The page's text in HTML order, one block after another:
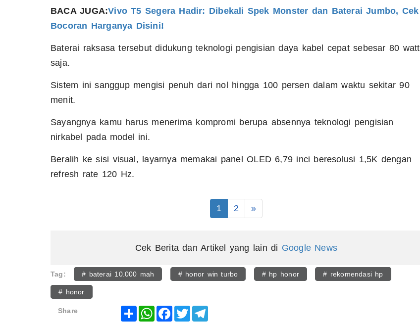
BACA JUGA:Vivo T5 Segera Hadir: Dibekali Spek Monster dan Baterai Jumbo, Cek
Bocoran Harganya Disini!
Baterai raksasa tersebut didukung teknologi pengisian daya kabel cepat sebesar 80 watt
saja.
Sistem ini sanggup mengisi penuh dari nol hingga 100 persen dalam waktu sekitar 90
menit.
Sayangnya kamu harus menerima kompromi berupa absennya teknologi pengisian
nirkabel pada model ini.
Beralih ke sisi visual, layarnya memakai panel OLED 6,79 inci beresolusi 1,5K dengan
refresh rate 120 Hz.
1 2 »
Cek Berita dan Artikel yang lain di Google News
Tag: # baterai 10.000 mah # honor win turbo # hp honor # rekomendasi hp
# honor
Share Share WhatsAppFacebook
Twitter